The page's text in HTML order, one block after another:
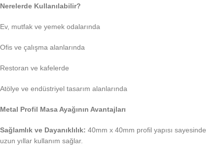
Nerelerde Kullanılabilir?
Ev, mutfak ve yemek odalarında
Ofis ve çalışma alanlarında
Restoran ve kafelerde
Atölye ve endüstriyel tasarım alanlarında
Metal Profil Masa Ayağının Avantajları
Sağlamlık ve Dayanıklılık: 40mm x 40mm profil yapısı sayesinde
uzun yıllar kullanım sağlar.